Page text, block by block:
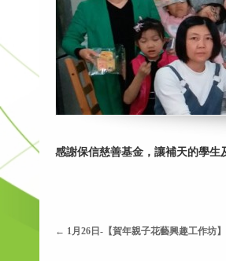
感謝保信慈善基金，讓補天的學
← 1月26日-【賀年親子花藝興趣工作坊】